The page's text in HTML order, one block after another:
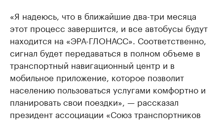
«Я надеюсь, что в ближайшие два-три месяца
этот процесс завершится, и все автобусы будут
находится на «ЭРА-ГЛОНАСС». Соответственно,
сигнал будет передаваться в полном объеме в
транспортный навигационный центр и в
мобильное приложение, которое позволит
населению пользоваться услугами комфортно и
планировать свои поездки», — рассказал
президент ассоциации «Союз транспортников